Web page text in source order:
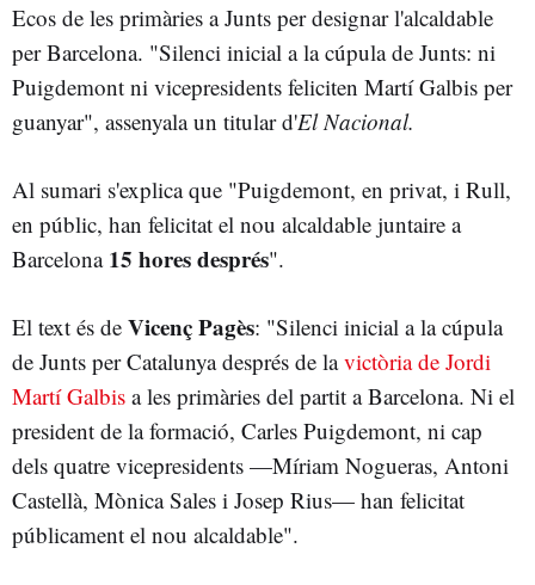
Ecos de les primàries a Junts per designar l'alcaldable
per Barcelona. "Silenci inicial a la cúpula de Junts: ni
Puigdemont ni vicepresidents feliciten Martí Galbis per
guanyar", assenyala un titular d'El Nacional.
Al sumari s'explica que "Puigdemont, en privat, i Rull,
en públic, han felicitat el nou alcaldable juntaire a
Barcelona 15 hores després".
El text és de Vicenç Pagès: "Silenci inicial a la cúpula
de Junts per Catalunya després de lavictòria de Jordi
Martí Galbis a les primàries del partit a Barcelona. Ni el
president de la formació, Carles Puigdemont, ni cap
dels quatre vicepresidents —Míriam Nogueras, Antoni
Castellà, Mònica Sales i Josep Rius— han felicitat
públicament el nou alcaldable".